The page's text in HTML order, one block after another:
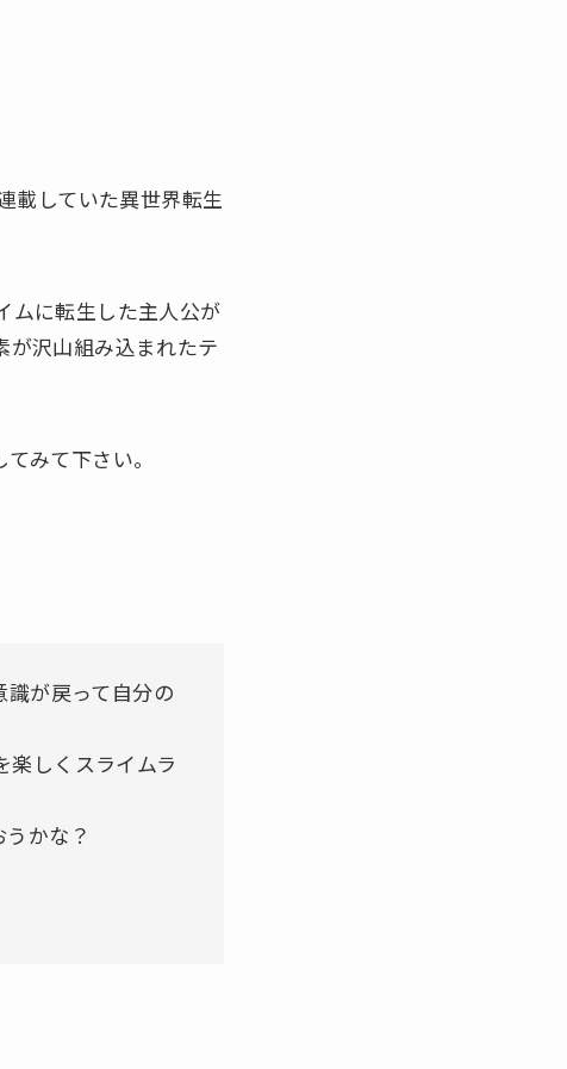
載していた異世界転生
ムに転生した主人公が
が沢山組み込まれたテ
みて下さい。
が戻って自分の
しくスライムラ
かな？